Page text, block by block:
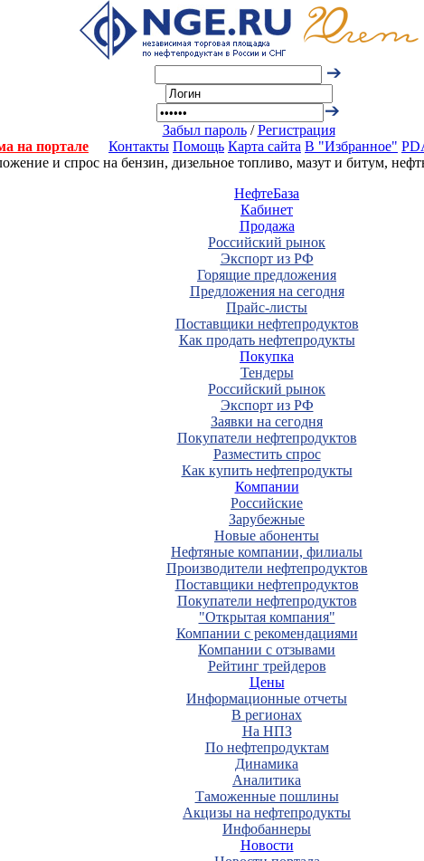
Забыл пароль/Регистрация
на портале
Контакты Помощь Карта сайта В "Избранное"
и спрос на бензин, дизельное топливо, мазут и битум,
НефтеБаза
Кабинет
Продажа
Российский рынок
Экспорт из РФ
Горящие предложения
Предложения на сегодня
Прайс-листы
Поставщики нефтепродуктов
Как продать нефтепродукты
Покупка
Тендеры
Российский рынок
Экспорт из РФ
Заявки на сегодня
Покупатели нефтепродуктов
Разместить спрос
Как купить нефтепродукты
Компании
Российские
Зарубежные
Новые абоненты
Нефтяные компании, филиалы
Производители нефтепродуктов
Поставщики нефтепродуктов
Покупатели нефтепродуктов
"Открытая компания"
Компании с рекомендациями
Компании с отзывами
Рейтинг трейдеров
Цены
Информационные отчеты
В регионах
На НПЗ
По нефтепродуктам
Динамика
Аналитика
Таможенные пошлины
Акцизы на нефтепродукты
Инфобаннеры
Новости